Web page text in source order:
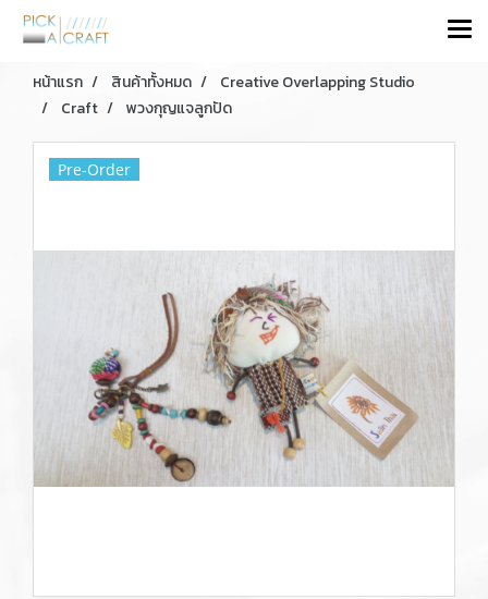
หน้าแรก สินค้าทั้งหมด
Creative Overlapping Studio
Craft
พวงกุญแจลูกปัด
Pre-Order